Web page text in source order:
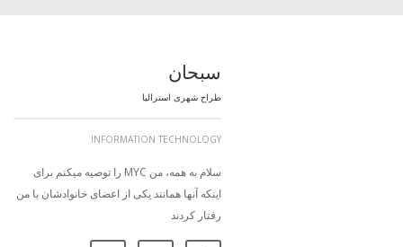
سبحان
طراح شهری استرالیا
INFORMATION TECHNOLOGY
سلام به همه، من MYC را توصیه میکنم برای
اینکه آنها همانند یکی از اعضای خانوادشان با من
رفتار کردند